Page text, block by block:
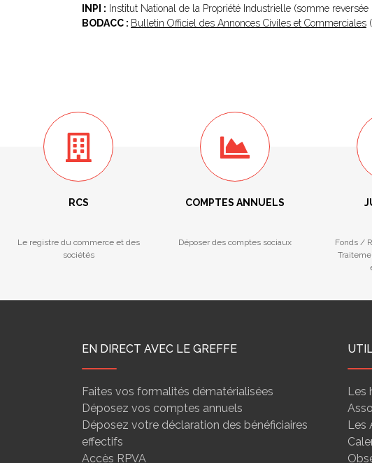
INPI : Institut National de la Propriété Industrielle (somme reversée
BODACC : Bulletin Officiel des Annonces Civiles et Commerciales
RCS
Le registre du commerce et des
sociétés
COMPTES ANNUELS
Déposer des comptes sociaux
Fonds /
EN DIRECT AVEC LE GREFFE
Faites vos formalités dématérialisées
Déposez vos comptes annuels
Déposez votre déclaration des bénéficiaires
effectifs
Accès RPVA
Les
Les